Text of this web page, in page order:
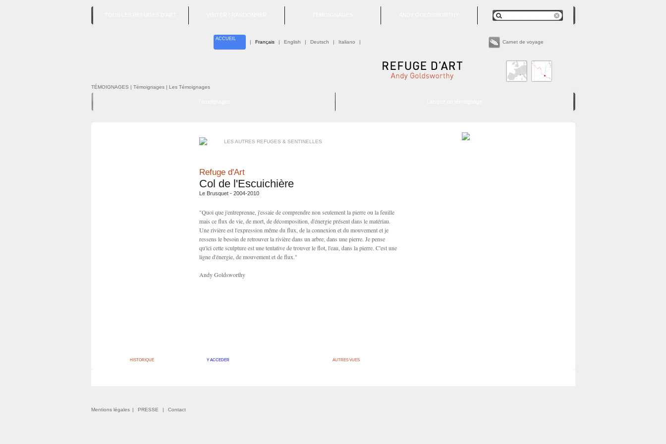
ACCUEIL
| Français | English | Deutsch | Italiano | Carnet de voyage
TÉMOIGNAGES | Témoignages | Les Témoignages
LES AUTRES REFUGES & SENTINELLES
Refuge d'Art
Col de l'Escuichière
Le Brusquet - 2004-2010
"Quoi que j'entreprenne, j'essaie de comprendre non seulement la pierre ou la feuille
mais ce flux de vie, de mort, de décomposition, d'énergie présent dans le matériau.
Une rivière est l'expression même du flux, de la connexion et du mouvement et je
ressens le besoin de retrouver la rivière dans un arbre, dans une pierre. Je pense
qu'ici cette sculpture est une tentative de trouver le flot, l'eau, dans la pierre. C'est une
ligne d'énergie, de mouvement et de flux."
Andy Goldsworthy
HISTORIQUE Y ACCEDER AUTRES VUES
Mentions légales | PRESSE | Contact